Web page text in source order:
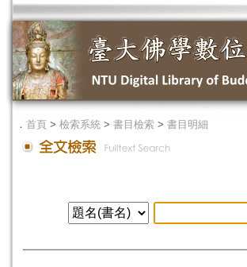
． 首頁 > 檢索系統 > 書目檢索 > 書目明細